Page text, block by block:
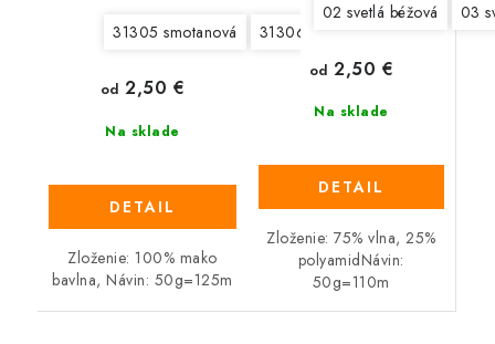
31305 smotanová 31306 svetlá béžová 31307
Na sklade
od 2,50 €
DETAIL
Zloženie: 100% mako
bavlna, Návin: 50g=125m
02 svetlá béžová 03
Na sklade
od 2,50 €
DETAIL
Zloženie: 75% vlna, 25%
polyamidNávin:
50g=110m